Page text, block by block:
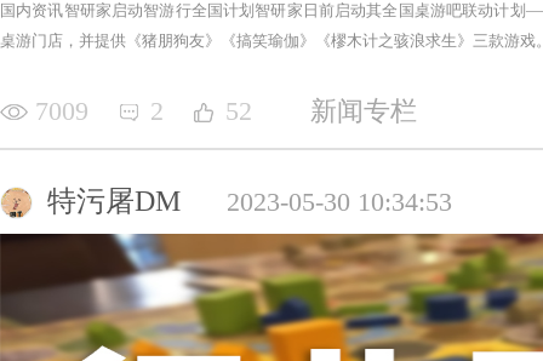
国内资讯智研家启动智游行全国计划智研家日前启动其全国桌游吧联动计
桌游门店，并提供《猪朋狗友》《搞笑瑜伽》《樛木计之骇浪求生》三款游戏
7009 2 52 新闻专栏
特污屠DM 2023-05-30 10:34:53